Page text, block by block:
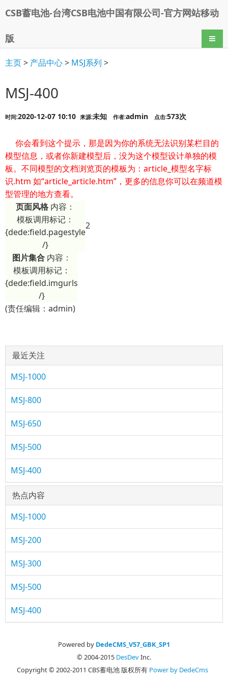
CSB蓄电池-台湾CSB电池中国有限公司-官方网站移动
版 导航
主页> 产品中心> MSJ系列 >
MSJ-400
时间:2020-12-07 10:10 来源:未知 作者:admin 点击:573次
你会看到这个提示，那是因为你的系统无法识别某栏目的
模型信息，或者你新建模型后，没为这个模型设计单独的模
板。不同模型的文档浏览页的模板为：article_模型名字标
识.htm 如“article_article.htm”，更多的信息你可以在频道模
型管理的地方查看。
页面风格 内容：
模板调用标记：
{dede:field.pagestyle
/}
2
图片集合内容：
模板调用标记：
{dede:field.imgurls
/}
(责任编辑：admin)
最近关注
MSJ-1000
MSJ-800
MSJ-650
MSJ-500
MSJ-400
热点内容
MSJ-1000
MSJ-200
MSJ-300
MSJ-500
MSJ-400
Powered by DedeCMS_V57_GBK_SP1
© 2004-2015 DesDevInc.
Copyright © 2002-2011 CBS蓄电池 版权所有 Power by DedeCms